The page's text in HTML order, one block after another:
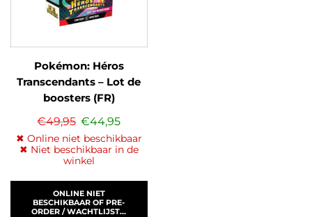
Pokémon: Héros
Transcendants – Lot de
boosters (FR)
€49,95 €44,95
✖ Online niet beschikbaar
✖ Niet beschikbaar in de
winkel
ONLINE NIET
BESCHIKBAAR OF PRE-
ORDER / WACHTLIJST...